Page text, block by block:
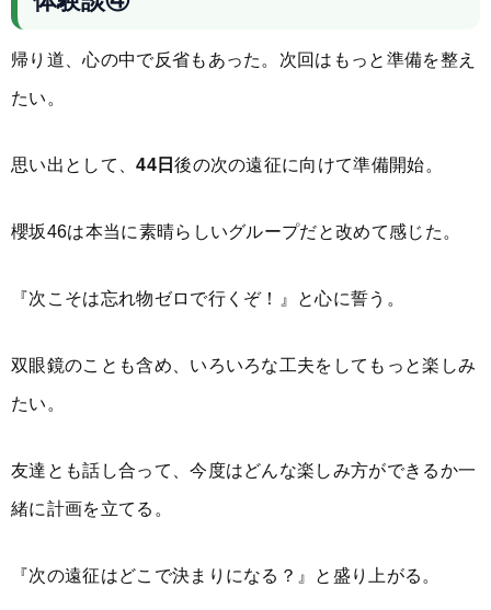
帰り道、心の中で反省もあった。次回はもっと準備を整え
たい。
思い出として、44日後の次の遠征に向けて準備開始。
櫻坂46は本当に素晴らしいグループだと改めて感じた。
『次こそは忘れ物ゼロで行くぞ！』と心に誓う。
双眼鏡のことも含め、いろいろな工夫をしてもっと楽しみ
たい。
友達とも話し合って、今度はどんな楽しみ方ができるか一
緒に計画を立てる。
『次の遠征はどこで決まりになる？』と盛り上がる。